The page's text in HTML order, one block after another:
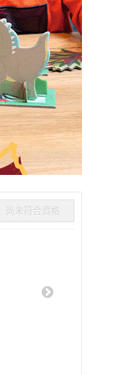
尚未符合資格